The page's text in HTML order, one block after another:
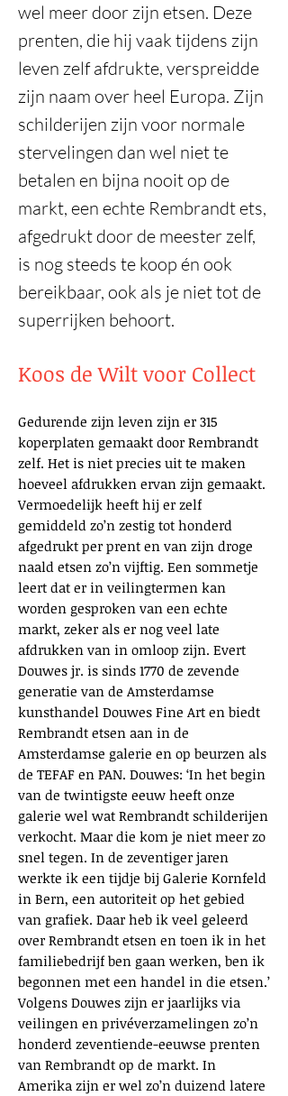
wel meer door zijn etsen. Deze
prenten, die hij vaak tijdens zijn
leven zelf afdrukte, verspreidde
zijn naam over heel Europa. Zijn
schilderijen zijn voor normale
stervelingen dan wel niet te
betalen en bijna nooit op de
markt, een echte Rembrandt ets,
afgedrukt door de meester zelf,
is nog steeds te koop én ook
bereikbaar, ook als je niet tot de
superrijken behoort.
Koos de Wilt voor Collect
Gedurende zijn leven zijn er 315
koperplaten gemaakt door Rembrandt
zelf. Het is niet precies uit te maken
hoeveel afdrukken ervan zijn gemaakt.
Vermoedelijk heeft hij er zelf
gemiddeld zo’n zestig tot honderd
afgedrukt per prent en van zijn droge
naald etsen zo’n vijftig. Een sommetje
leert dat er in veilingtermen kan
worden gesproken van een echte
markt, zeker als er nog veel late
afdrukken van in omloop zijn. Evert
Douwes jr. is sinds 1770 de zevende
generatie van de Amsterdamse
kunsthandel Douwes Fine Art en biedt
Rembrandt etsen aan in de
Amsterdamse galerie en op beurzen als
de TEFAF en PAN. Douwes: ‘In het begin
van de twintigste eeuw heeft onze
galerie wel wat Rembrandt schilderijen
verkocht. Maar die kom je niet meer zo
snel tegen. In de zeventiger jaren
werkte ik een tijdje bij Galerie Kornfeld
in Bern, een autoriteit op het gebied
van grafiek. Daar heb ik veel geleerd
over Rembrandt etsen en toen ik in het
familiebedrijf ben gaan werken, ben ik
begonnen met een handel in die etsen.’
Volgens Douwes zijn er jaarlijks via
veilingen en privéverzamelingen zo’n
honderd zeventiende-eeuwse prenten
van Rembrandt op de markt. In
Amerika zijn er wel zo’n duizend latere